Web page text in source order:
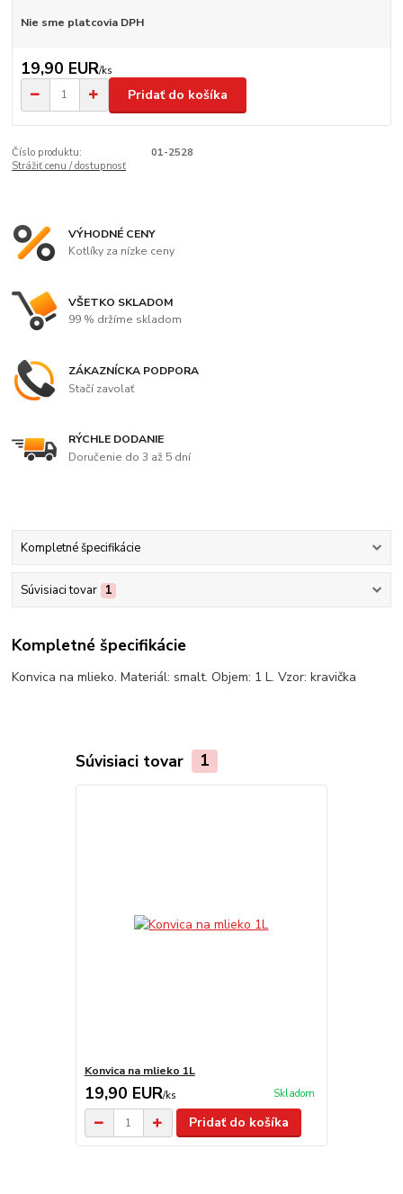
Nie sme platcovia DPH
19,90 EUR/ks
Pridať do košíka
Číslo produktu:
01-2528
Strážiť cenu / dostupnosť
VÝHODNÉ CENY
Kotlíky za nízke ceny
VŠETKO SKLADOM
99 % držíme skladom
ZÁKAZNÍCKA PODPORA
Stačí zavolať
RÝCHLE DODANIE
Doručenie do 3 až 5 dní
Kompletné špecifikácie
Súvisiaci tovar 1
Kompletné špecifikácie
Konvica na mlieko. Materiál: smalt. Objem: 1 L. Vzor: kravička
Súvisiaci tovar 1
Konvica na mlieko 1L
19,90 EUR/ks Skladom
Pridať do košíka